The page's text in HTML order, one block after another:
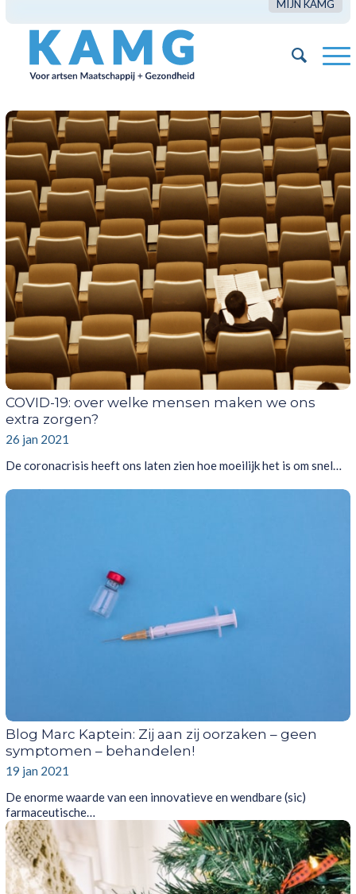
MIJN KAMG
COVID-19: over welke mensen maken we ons
extra zorgen?
26 jan 2021
De coronacrisis heeft ons laten zien hoe moeilijk het is om snel…
Blog Marc Kaptein: Zij aan zij oorzaken – geen
symptomen – behandelen!
19 jan 2021
De enorme waarde van een innovatieve en wendbare (sic)
farmaceutische…